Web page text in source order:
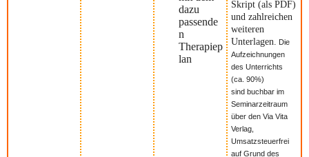
dazu
passende
n
Therapiep
lan
Skript (als PDF)
und zahlreichen
weiteren
Unterlagen.
Die
Aufzeichnungen
des Unterrichts
(ca. 90%)
sind buchbar im
Seminarzeitraum
über den Via Vita
Verlag,
Umsatzsteuerfrei
auf Grund des